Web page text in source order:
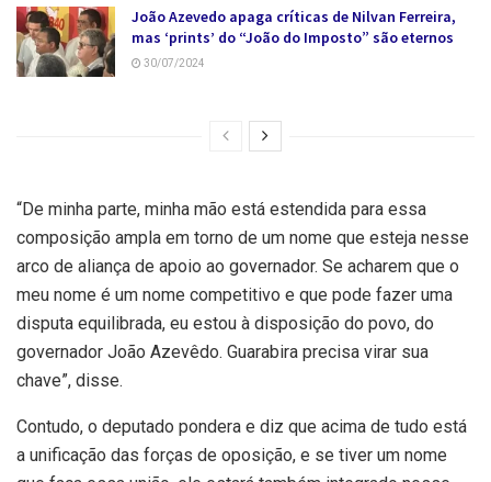
João Azevedo apaga críticas de Nilvan Ferreira,
mas ‘prints’ do “João do Imposto” são eternos
30/07/2024
“De minha parte, minha mão está estendida para essa
composição ampla em torno de um nome que esteja nesse
arco de aliança de apoio ao governador. Se acharem que o
meu nome é um nome competitivo e que pode fazer uma
disputa equilibrada, eu estou à disposição do povo, do
governador João Azevêdo. Guarabira precisa virar sua
chave”, disse.
Contudo, o deputado pondera e diz que acima de tudo está
a unificação das forças de oposição, e se tiver um nome